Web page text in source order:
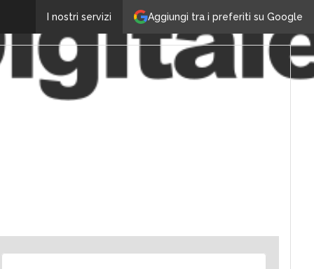
Aggiungi tra i preferiti su Google
I nostri servizi